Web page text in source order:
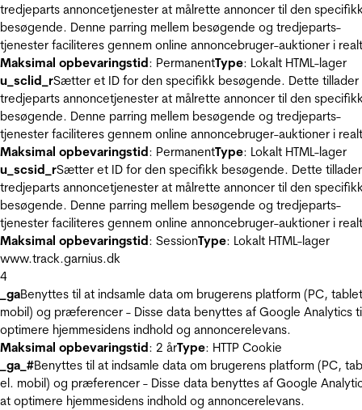
tredjeparts annoncetjenester at målrette annoncer til den
besøgende. Denne parring mellem besøgende og tredjeparts-
tjenester faciliteres gennem online annoncebruger-auktioner i
Maksimal opbevaringstid: PermanentType: Lokalt HTML-lager
u_sclid_rSætter et ID for den specifikk besøgende. Dette tillader
tredjeparts annoncetjenester at målrette annoncer til den
besøgende. Denne parring mellem besøgende og tredjeparts-
tjenester faciliteres gennem online annoncebruger-auktioner i
Maksimal opbevaringstid: PermanentType: Lokalt HTML-lager
u_scsid_rSætter et ID for den specifikk besøgende. Dette tillader
tredjeparts annoncetjenester at målrette annoncer til den
besøgende. Denne parring mellem besøgende og tredjeparts-
tjenester faciliteres gennem online annoncebruger-auktioner i
Maksimal opbevaringstid: SessionType: Lokalt HTML-lager
www.track.garnius.dk
4
_gaBenyttes til at indsamle data om brugerens platform (PC,
mobil) og præferencer - Disse data benyttes af Google Analytics
optimere hjemmesidens indhold og annoncerelevans.
Maksimal opbevaringstid: 2 årType: HTTP Cookie
_ga_#Benyttes til at indsamle data om brugerens platform (PC,
el. mobil) og præferencer - Disse data benyttes af Google
at optimere hjemmesidens indhold og annoncerelevans.